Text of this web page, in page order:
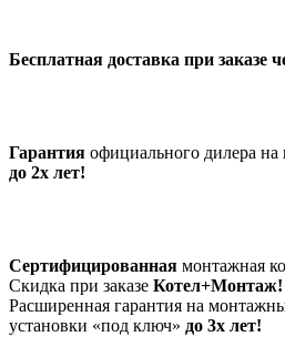
Бесплатная доставка при заказе
Гарантия официального дилера на
до 2х лет!
Сертифицированная монтажная
Скидка при заказе Котел+Монтаж!
Расширенная гарантия на
установки «под ключ» до 3х лет!